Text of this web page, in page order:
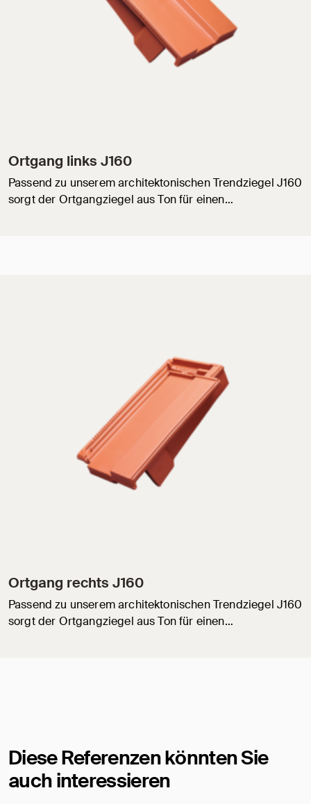
Ortgang links J160
Passend zu unserem architektonischen Trendziegel J160
sorgt der Ortgangziegel aus Ton für einen…
Ortgang rechts J160
Passend zu unserem architektonischen Trendziegel J160
sorgt der Ortgangziegel aus Ton für einen…
Diese Referenzen könnten Sie
auch interessieren